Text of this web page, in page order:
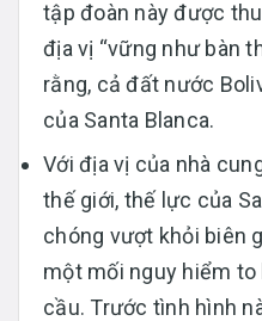
tập đoàn này được
địa vị “vững như bàn
rằng, cả đất nước
của Santa Blanca.
Với địa vị của nhà
thế giới, thế lực của
chóng vượt khỏi biên
một mối nguy hiểm to
cầu. Trước tình hình